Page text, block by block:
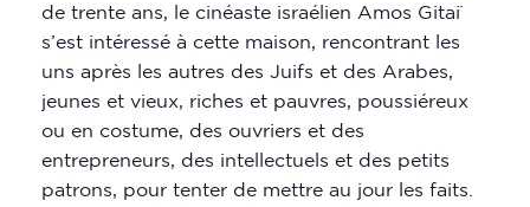
de trente ans, le cinéaste israélien Amos Gitaï
s’est intéressé à cette maison, rencontrant les
uns après les autres des Juifs et des Arabes,
jeunes et vieux, riches et pauvres, poussiéreux
ou en costume, des ouvriers et des
entrepreneurs, des intellectuels et des petits
patrons, pour tenter de mettre au jour les faits.